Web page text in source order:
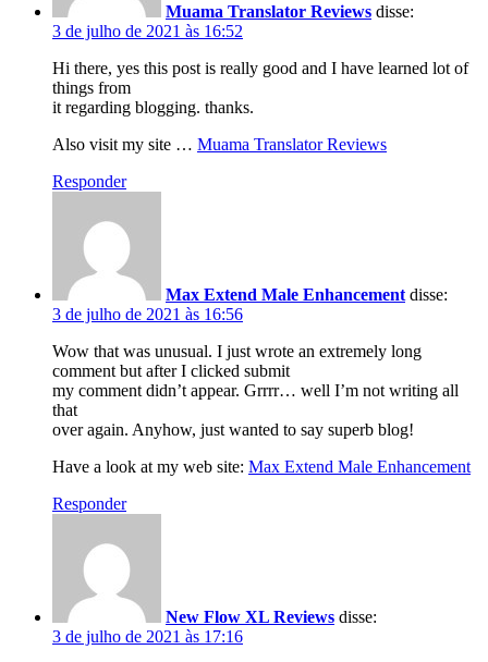
Muama Translator Reviews disse:
3 de julho de 2021 às 16:52
Hi there, yes this post is really good and I have learned lot of
things from
it regarding blogging. thanks.
Also visit my site … Muama Translator Reviews
Responder
Max Extend Male Enhancement disse:
3 de julho de 2021 às 16:56
Wow that was unusual. I just wrote an extremely long
comment but after I clicked submit
my comment didn’t appear. Grrrr… well I’m not writing all
that
over again. Anyhow, just wanted to say superb blog!
Have a look at my web site: Max Extend Male Enhancement
Responder
New Flow XL Reviews disse:
3 de julho de 2021 às 17:16